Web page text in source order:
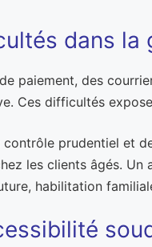
dans la
paiement, des
Ces difficultés
contrôle prudentiel et
les clients âgés.
habilitation